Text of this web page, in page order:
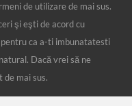
de utilizare de mai sus.
şi eşti de acord cu
ca a-ti imbunatatesti
Dacă vrei să ne
mai sus.